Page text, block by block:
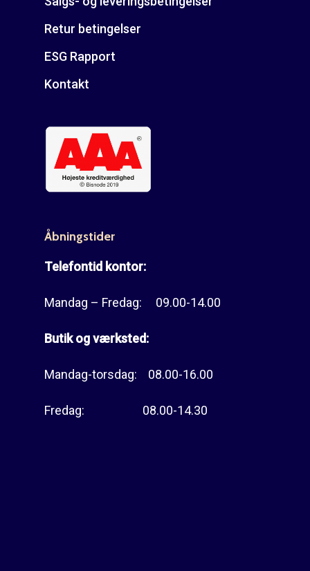
Retur betingelser
ESG Rapport
Kontakt
Åbningstider
Telefontid kontor:
Mandag – Fredag: 09.00-14.00
Butik og værksted:
Mandag-torsdag: 08.00-16.00
Fredag: 08.00-14.30